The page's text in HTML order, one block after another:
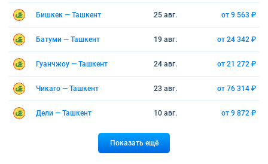
Бишкек — Ташкент 25 авг. от 9 563 ₽
Батуми — Ташкент 19 авг. от 24 342 ₽
Гуанчжоу — Ташкент 24 авг. от 21 272 ₽
Чикаго — Ташкент 23 авг. от 76 314 ₽
Дели — Ташкент 10 авг. от 9 872 ₽
Показать ещё